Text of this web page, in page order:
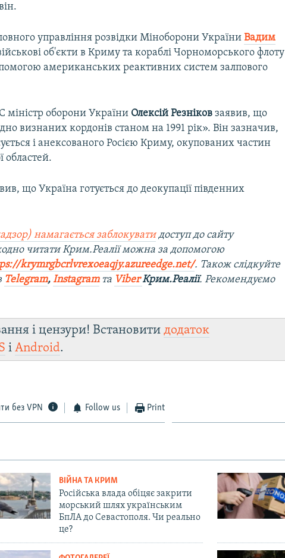
управління розвідки Міноборони УкраїниВадим
об'єкти в Криму та кораблі Чорноморського флоту
американських реактивних систем залпового
міністр оборони України Олексій Резніков заявив, що
визнаних кордонів станом на 1991 рік». Він зазначив,
і анексованого Росією Криму, окупованих частин
областей.
що Україна готується до деокупації південних
намагається заблокуватидоступ до сайту
читати Крим.Реалії можна за допомогою
krymrgbcrlvrexoeaqjy.azureedge.net/. Також слідкуйте
Telegram,Instagramта ViberКрим.Реалії. Рекомендуємо
і цензури! Встановитидодаток
іAndroid.
без VPN Follow us Print
ВІЙНА ТА КРИМ
Російська влада обіцяє закрити
морський шлях українським
БпЛА до Севастополя. Чи реально
це?